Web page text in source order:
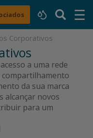
☰
×
Corporativos
a uma rede
compartilhamento
da sua marca
alcançar novos
para um